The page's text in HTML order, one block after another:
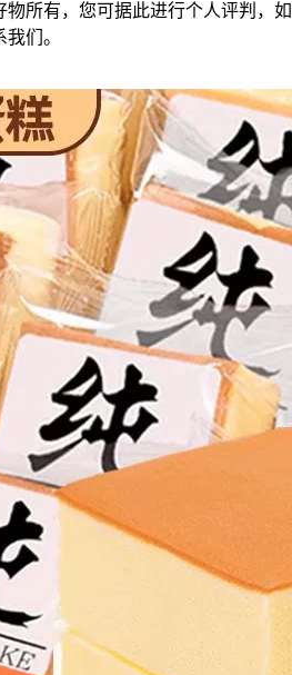
所有，您可据此进行个人评判，如
们。